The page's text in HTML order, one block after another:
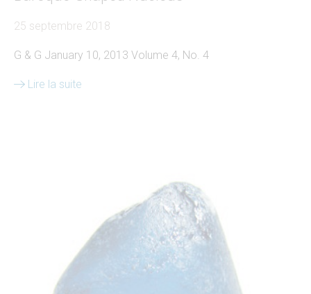
25 septembre 2018
G & G January 10, 2013 Volume 4, No. 4
Lire la suite